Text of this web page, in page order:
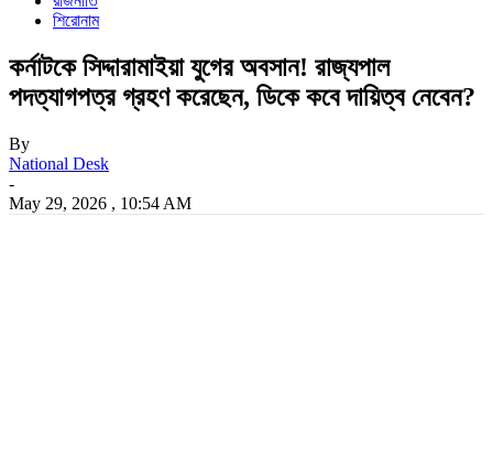
শিরোনাম
কর্নাটকে সিদ্দারামাইয়া যুগের অবসান! রাজ্যপাল
পদত্যাগপত্র গ্রহণ করেছেন, ডিকে কবে দায়িত্ব নেবেন?
By
National Desk
-
May 29, 2026 , 10:54 AM